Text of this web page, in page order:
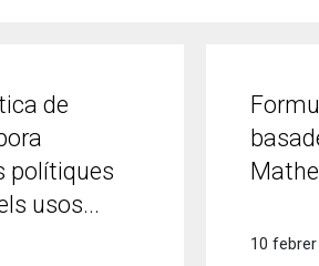
de
polítiques
usos...
10